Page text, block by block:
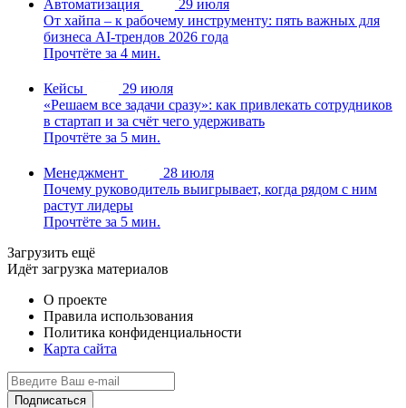
Автоматизация
29 июля
От хайпа – к рабочему инструменту: пять важных для
бизнеса AI-трендов 2026 года
Прочтёте за 4 мин.
Кейсы
29 июля
«Решаем все задачи сразу»: как привлекать сотрудников
в стартап и за счёт чего удерживать
Прочтёте за 5 мин.
Менеджмент
28 июля
Почему руководитель выигрывает, когда рядом с ним
растут лидеры
Прочтёте за 5 мин.
Загрузить ещё
Идёт загрузка материалов
О проекте
Правила использования
Политика конфиденциальности
Карта сайта